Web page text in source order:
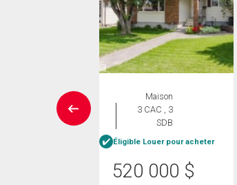
Maison
3 CAC , 3
SDB
Éligible Louer pour acheter
520 000 $